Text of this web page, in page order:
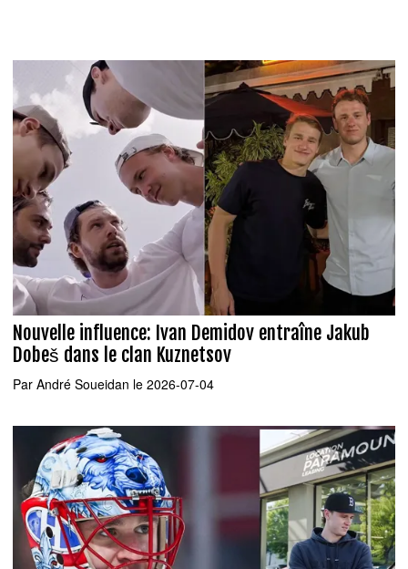
Nouvelle influence: Ivan Demidov entraîne Jakub
Dobeš dans le clan Kuznetsov
Par André Soueidan le 2026-07-04